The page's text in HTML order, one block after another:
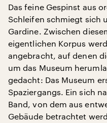
Das feine Gespinst aus
Schleifen schmiegt sich
Gardine. Zwischen
eigentlichen Korpus
angebracht, auf denen
um das Museum
gedacht: Das Museum
Spaziergangs. Ein sich
Band, von dem aus
Gebäude betrachtet